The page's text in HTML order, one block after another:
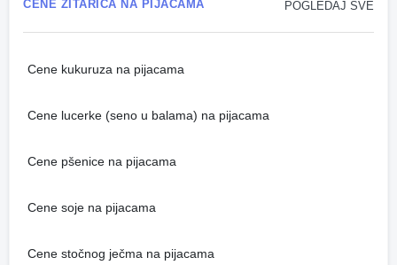
POGLEDAJ SVE
CENE ŽITARICA NA PIJACAMA
Cene kukuruza na pijacama
Cene lucerke (seno u balama) na pijacama
Cene pšenice na pijacama
Cene soje na pijacama
Cene stočnog ječma na pijacama